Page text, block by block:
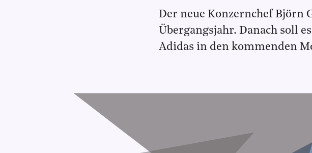
Der neue Konzernchef Björn
Übergangsjahr. Danach soll
Adidas in den kommenden